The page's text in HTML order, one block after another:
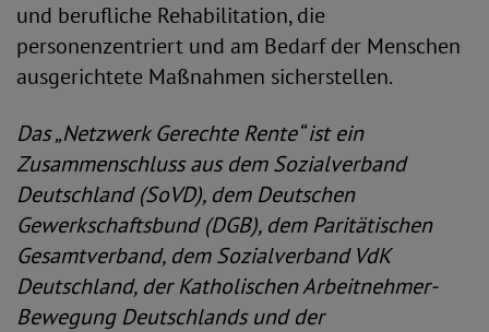
und berufliche Rehabilitation, die
personenzentriert und am Bedarf der Menschen
ausgerichtete Maßnahmen sicherstellen.
Das „Netzwerk Gerechte Rente“ ist ein
Zusammenschluss aus dem Sozialverband
Deutschland (SoVD), dem Deutschen
Gewerkschaftsbund (DGB), dem Paritätischen
Gesamtverband, dem Sozialverband VdK
Deutschland, der Katholischen Arbeitnehmer-
Bewegung Deutschlands und der